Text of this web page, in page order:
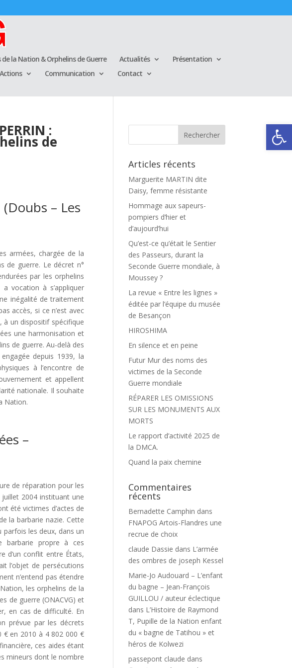
Ouvrir
de la Nation & Orphelins de Guerre Actualités
Présentation
Actions Communication Contact
:
de
(Doubs – Les
armées, chargée de la
de guerre. Le décret n°
par les orphelins
vocation à s’appliquer
inégalité de traitement
accès, si ce n’est avec
à un dispositif spécifique
une harmonisation et
de guerre. Au-delà des
depuis 1939, la
à l’encontre de
et appellent
nationale. Il souhaite
Nation.
–
de réparation pour les
2004 instituant une
été victimes d’actes de
la barbarie nazie. Cette
les deux, dans un
barbarie propre à ces
d’un conflit entre États,
l’objet de persécutions
n’entend pas étendre
les orphelins de la
de guerre (ONACVG) et
en cas de difficulté. En
prévue par les décrets
€ en 2010 à 4 802 000 €
ces aides étant
mineurs dont le nombre
Articles récents
Marguerite MARTIN dite
Daisy, femme résistante
Hommage aux sapeurs-
pompiers d’hier et
d’aujourd’hui
Qu’est-ce qu’était le Sentier
des Passeurs, durant la
Seconde Guerre mondiale, à
Moussey ?
La revue « Entre les lignes »
éditée par l’équipe du musée
de Besançon
HIROSHIMA
En silence et en peine
Futur Mur des noms des
victimes de la Seconde
Guerre mondiale
RÉPARER LES OMISSIONS
SUR LES MONUMENTS AUX
MORTS
Le rapport d’activité 2025 de
la DMCA.
Quand la paix chemine
Commentaires
récents
Bernadette Camphin dans
FNAPOG Artois-Flandres une
recrue de choix
claude Dassie dans L’armée
des ombres de joseph Kessel
Marie-Jo Audouard – L’enfant
du bagne – Jean-François
GUILLOU / auteur éclectique
dans L’Histoire de Raymond
T, Pupille de la Nation enfant
du « bagne de Tatihou » et
héros de Kolwezi
passepont claude dans